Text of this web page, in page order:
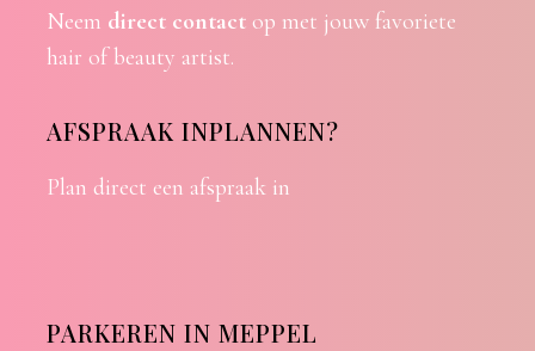
Neem direct contactop met jouw favoriete
hair of beauty artist.
AFSPRAAK INPLANNEN?
Plan direct een afspraak in
PARKEREN IN MEPPEL